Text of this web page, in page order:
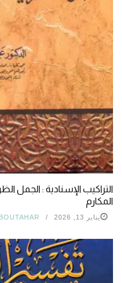
التراكيب الإسنادية : الجمل
المكارم
يناير 13, 2026 BOUTAHAR